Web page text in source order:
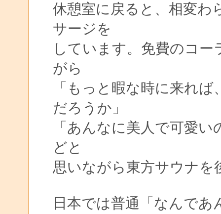
休憩室に戻ると、相変わ
サージを
しています。免費のコ
がら
「もっと暇な時に来れ
だろうか」
「あんなに美人で可愛
どと
思いながら東方サウナを
日本では普通「なんで